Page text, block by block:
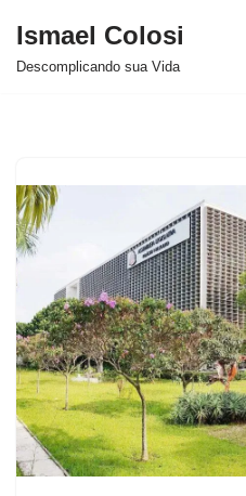
Avançar
Ismael Colosi
Descomplicando sua Vida